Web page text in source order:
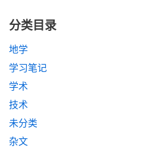
分类目录
地学
学习笔记
学术
技术
未分类
杂文